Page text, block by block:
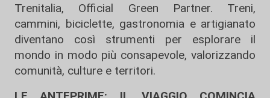
Trenitalia, Official Green Partner. Treni,
cammini, biciclette, gastronomia e artigianato
diventano così strumenti per esplorare il
mondo in modo più consapevole, valorizzando
comunità, culture e territori.